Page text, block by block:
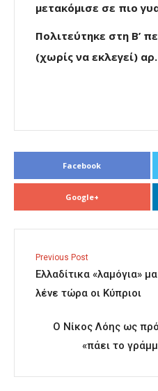
μετακόμισε σε πιο
Πολιτεύτηκε στη Β’
(χωρίς να εκλεγεί)
Facebook
Google+
Previous Post
Ελλαδίτικα «λαμόγια»
λένε τώρα οι Κύπριοι
Ο Νίκος Λόης ως
«πάει το